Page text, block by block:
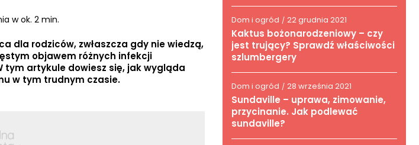
w ok. 2 min.
dla rodziców, zwłaszcza gdy nie wiedzą,
objawem różnych infekcji
tym artykule dowiesz się, jak wygląda
w tym trudnym czasie.
Dom i ogród / 22 grudnia 2021
Kaktus bożonarodzeniowy – czy
jest trujący? Sprawdź właściwości
szlumbergery
Dom i ogród / 28 września 2021
Sundaville – uprawa, zimowanie,
przycinanie. Jak podlewać
sundaville?